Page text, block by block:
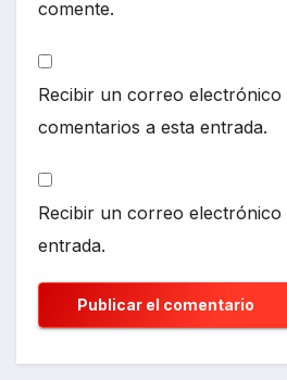
comente.
Recibir un correo electrónico
comentarios a esta entrada.
Recibir un correo
entrada.